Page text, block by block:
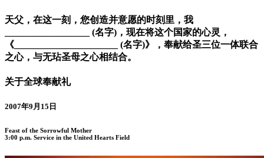
天父，在这一刻，您创造并意愿的时刻里，我
__________________ (名字)，现在将这个国家的心灵，
《______________________ (名字)》，奉献给圣三位一体联合
之心，与无玷圣母之心相结合。
关于全球奉献礼
2007年9月15日
Feast of the Sorrowful Mother
3:00 p.m. Service in the United Hearts Field